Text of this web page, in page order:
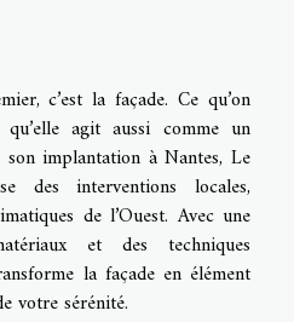
c’est la façade. Ce qu’on
agit aussi comme un
implantation à Nantes, Le
des interventions locales,
de l’Ouest. Avec une
et des techniques
la façade en élément
votre sérénité.